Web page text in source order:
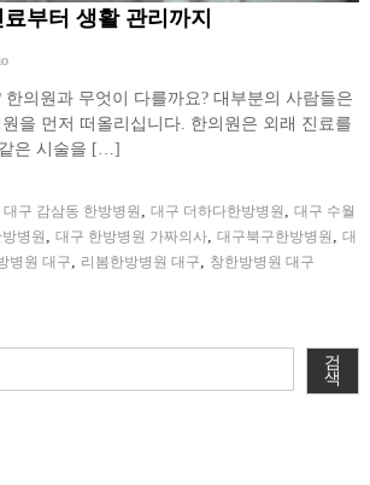
부터 생활 관리까지
한의원과 무엇이 다를까요? 대부분의 사람들은
원을 먼저 떠올리십니다. 한의원은 외래 진료를
같은 시술을 […]
대구 감삼동 한방병원 , 대구 더하다한방병원 , 대구 수월
병원 , 대구 한방병원 가짜의사, 대구북구한방병원 , 대
병원 대구, 리봄한방병원 대구, 창한방병원 대구
검
색